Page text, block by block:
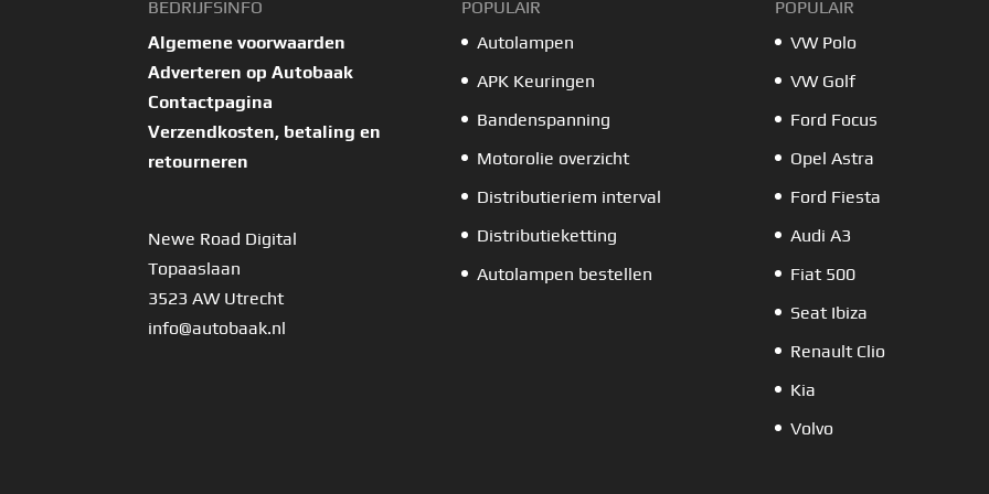
BEDRIJFSINFO
Algemene voorwaarden
Adverteren op Autobaak
Contactpagina
Verzendkosten, betaling en
retourneren
Newe Road Digital
Topaaslaan
3523 AW Utrecht
info@autobaak.nl
POPULAIR
Autolampen
APK Keuringen
Bandenspanning
Motorolie overzicht
Distributieriem interval
Distributieketting
Autolampen bestellen
POPULAIR
VW Polo
VW Golf
Ford Focus
Opel Astra
Ford Fiesta
Audi A3
Fiat 500
Seat Ibiza
Renault Clio
Kia
Volvo